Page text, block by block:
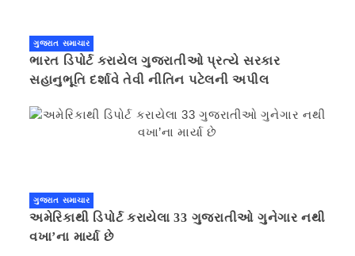
ગુજરાત સમાચાર
ભારત ડિપોર્ટ કરાયેલ ગુજરાતીઓ પ્રત્યે સરકાર
સહાનુભૂતિ દર્શાવે તેવી નીતિન પટેલની અપીલ
ગુજરાત સમાચાર
અમેરિકાથી ડિપોર્ટ કરાયેલા 33 ગુજરાતીઓ ગુનેગાર નથી
વખા’ના માર્યા છે